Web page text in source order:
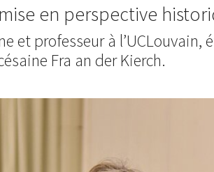
en perspective
et professeur à l’UCLouvain,
Fra an der Kierch.